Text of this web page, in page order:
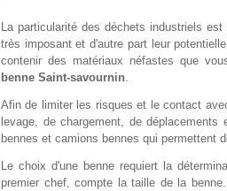
La particularité des déchets industriels
très imposant et d'autre part leur
contenir des matériaux néfastes que
benne Saint-savournin.
Afin de limiter les risques et le contact
levage, de chargement, de
bennes et camions bennes qui permettent
Le choix d'une benne requiert la
premier chef, compte la taille de la